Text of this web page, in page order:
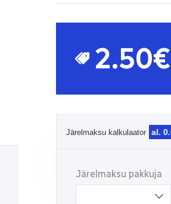
2.50€
Järelmaksu kalkulaator al.
Järelmaksu pakkuja